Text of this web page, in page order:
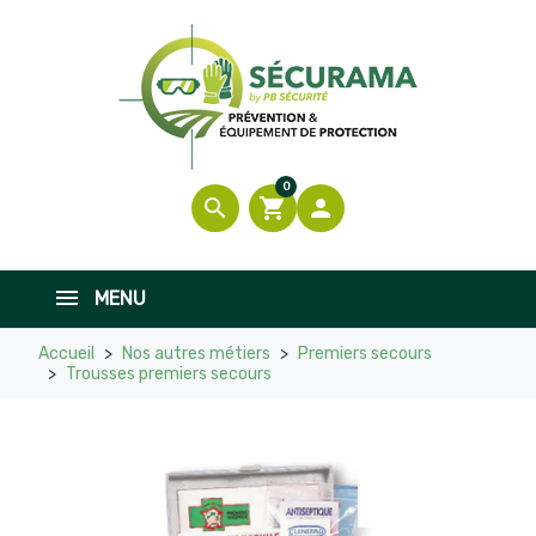
search shopping_cart
0

MENU
Accueil Nos autres métiers
Premiers secours
Trousses premiers secours
